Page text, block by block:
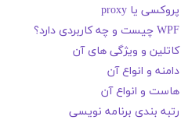
پروکسی یا proxy
WPF چیست و چه کاربردی دارد؟
کاتلین و ویژگی های آن
دامنه و انواع آن
هاست و انواع آن
رتبه بندی برنامه نویسی